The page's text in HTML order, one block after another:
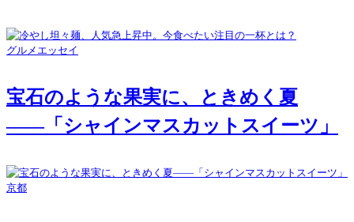
グルメエッセイ
宝石のような果実に、ときめく夏
――「シャインマスカットスイーツ」
京都